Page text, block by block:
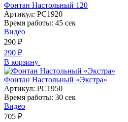
Фонтан Настольный 120
Артикул: РС1920
Время работы: 45 сек
Видео
290 ₽
290 ₽
В корзину
Фонтан Настольный «Экстра»
Артикул: РС1950
Время работы: 30 сек
Видео
705 ₽